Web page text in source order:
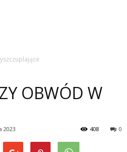
OBWÓD W
2023 0
408